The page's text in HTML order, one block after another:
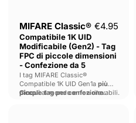
-
Confezione
da
5
MIFARE Classic® €4.95
Compatibile 1K UID
Modificabile (Gen2) - Tag
FPC di piccole dimensioni
- Confezione da 5
I tag MIFARE Classic®
Compatible 1K UID Gen1a più
piccolial mondo e non rilevabili.
Cinque tag per confezione.